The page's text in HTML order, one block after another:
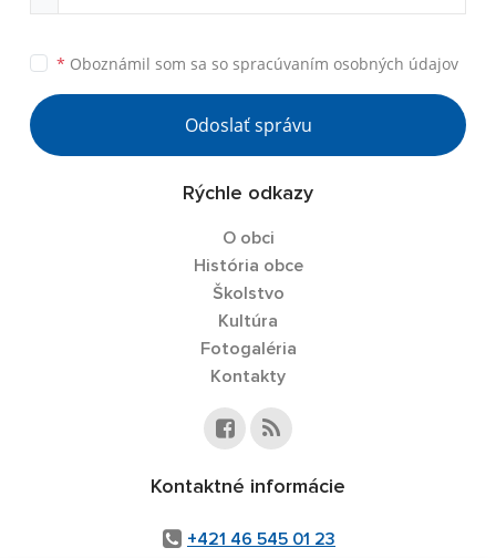
* Oboznámil som sa so spracúvaním osobných údajov
Odoslať správu
Rýchle odkazy
O obci
História obce
Školstvo
Kultúra
Fotogaléria
Kontakty
Kontaktné informácie
+421 46 545 01 23